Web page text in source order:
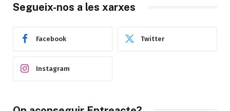
Segueix-nos a les xarxes
Facebook Twitter
Instagram